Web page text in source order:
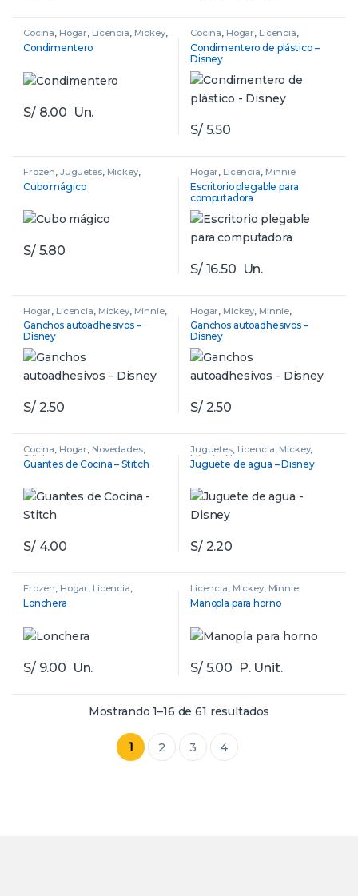
Cocina, Hogar, Licencia, Mickey,
Minnie
Condimentero
S/8.00 Un.
Cocina, Hogar, Licencia,
Novedades , Stitch
Condimentero de plástico –
Disney
S/5.50
Frozen Juguetes, Mickey,
Minnie , Novedades Spiderman
Cubo mágico
S/5.80
Hogar Licencia Minnie
Escritorio plegable para
computadora
S/16.50 Un.
Hogar Licencia Mickey, Minnie,
Novedades Stitch
Ganchos autoadhesivos –
Disney
S/2.50
Hogar Mickey Minnie
Novedades Stitch
Ganchos autoadhesivos –
Disney
S/2.50
Cocina, Hogar, Novedades,
Stitch
Guantes de Cocina – Stitch
S/4.00
Juguetes, Licencia, Mickey,
Minnie , Novedades
Juguete de agua – Disney
S/2.20
Frozen, Hogar, Licencia,
Mickey
Lonchera
S/9.00 Un.
Licencia, Mickey, Minnie
Manopla para horno
S/5.00 P. Unit.
Mostrando 1–16 de 61 resultados
1 2 3 4